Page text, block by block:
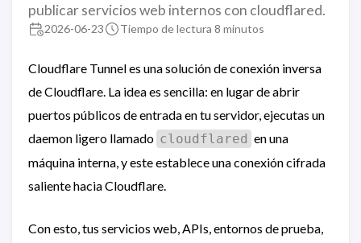
publicar servicios web internos con cloudflared.
2026-06-23 Tiempo de lectura 8 minutos
Cloudflare Tunnel es una solución de conexión inversa
de Cloudflare. La idea es sencilla: en lugar de abrir
puertos públicos de entrada en tu servidor, ejecutas un
daemon ligero llamado cloudflared en una
máquina interna, y este establece una conexión cifrada
saliente hacia Cloudflare.
Con esto, tus servicios web, APIs, entornos de prueba,